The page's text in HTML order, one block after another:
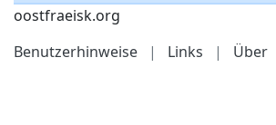
oostfraeisk.org
Benutzerhinweise
| Links | Über